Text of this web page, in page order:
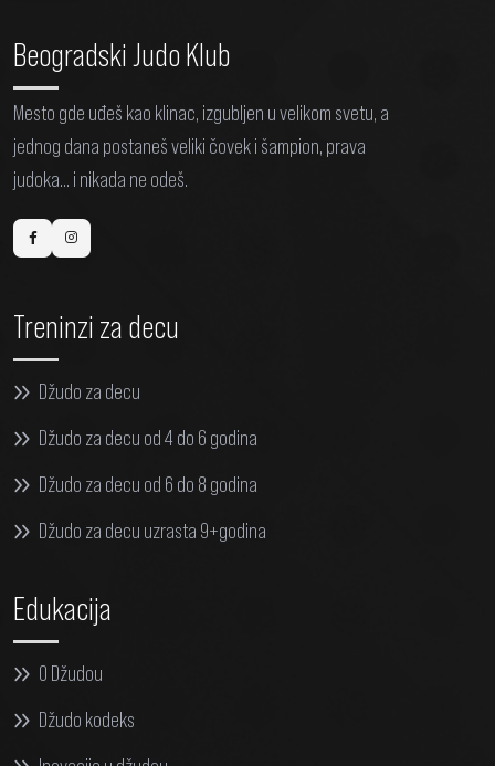
Beogradski Judo Klub
Mesto gde uđeš kao klinac, izgubljen u velikom svetu, a
jednog dana postaneš veliki čovek i šampion, prava
judoka... i nikada ne odeš.
Treninzi za decu
Džudo za decu
Džudo za decu od 4 do 6 godina
Džudo za decu od 6 do 8 godina
Džudo za decu uzrasta 9+godina
Edukacija
O Džudou
Džudo kodeks